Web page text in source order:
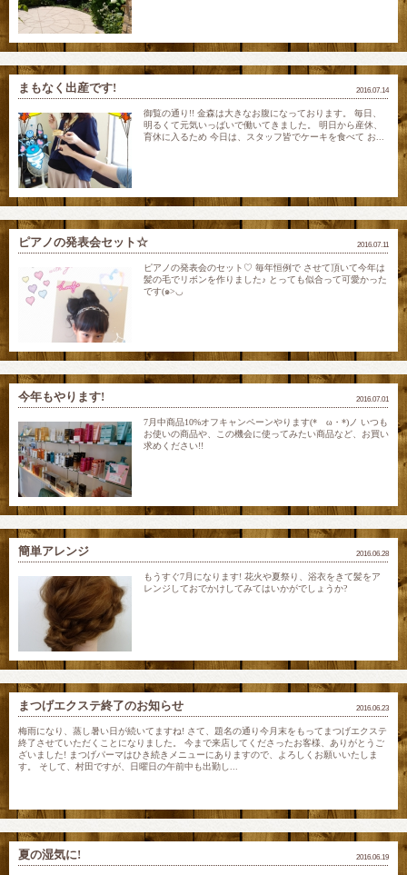
2016.07.14
まもなく出産です!
御覧の通り!! 金森は大きなお腹になっております。 毎日、
明るくて元気いっばいで働いてきました。 明日から産休、
育休に入るため 今日は、スタッフ皆でケーキを食べて お...
2016.07.11
ピアノの発表会セット☆
ピアノの発表会のセット♡ 毎年恒例で させて頂いて今年は
髪の毛でリボンを作りました♪ とっても似合って可愛かった
です(๑>◡
2016.07.01
今年もやります!
7月中商品10%オフキャンペーンやります(*ゝω・*)ノ いつも
お使いの商品や、この機会に使ってみたい商品など、お買い
求めください!!
2016.06.28
簡単アレンジ
もうすぐ7月になります! 花火や夏祭り、浴衣をきて髪をア
レンジしておでかけしてみてはいかがでしょうか?
2016.06.23
まつげエクステ終了のお知らせ
梅雨になり、蒸し暑い日が続いてますね! さて、題名の通り今月末をもってまつげエクステ
終了させていただくことになりました。 今まで来店してくださったお客様、ありがとうご
ざいました! まつげパーマはひき続きメニューにありますので、よろしくお願いいたしま
す。 そして、村田ですが、日曜日の午前中も出勤し...
2016.06.19
夏の湿気に!